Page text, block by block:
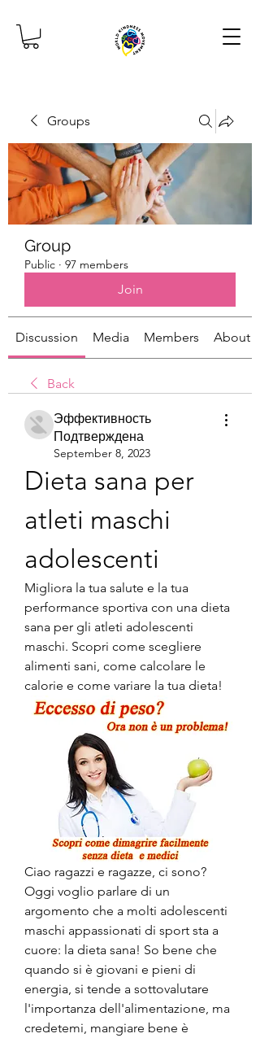
Groups
Group
Public · 97 members
Join
Discussion Media Members About
Back
Эффективность
Подтверждена
September 8, 2023
Dieta sana per
atleti maschi
adolescenti
Migliora la tua salute e la tua
performance sportiva con una dieta
sana per gli atleti adolescenti
maschi. Scopri come scegliere
alimenti sani, come calcolare le
calorie e come variare la tua dieta!
Ciao ragazzi e ragazze, ci sono?
Oggi voglio parlare di un
argomento che a molti adolescenti
maschi appassionati di sport sta a
cuore: la dieta sana! So bene che
quando si è giovani e pieni di
energia, si tende a sottovalutare
l'importanza dell'alimentazione, ma
credetemi, mangiare bene è